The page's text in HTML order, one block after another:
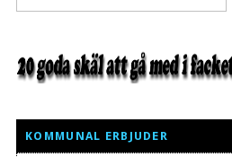
KOMMUNAL ERBJUDER